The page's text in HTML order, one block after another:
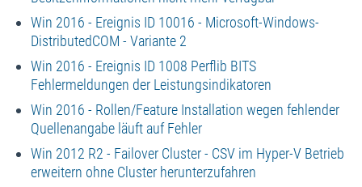
Win 2016 - Ereignis ID 10016 - Microsoft-Windows-
DistributedCOM - Variante 2
Win 2016 - Ereignis ID 1008 Perflib BITS
Fehlermeldungen der Leistungsindikatoren
Win 2016 - Rollen/Feature Installation wegen fehlender
Quellenangabe läuft auf Fehler
Win 2012 R2 - Failover Cluster - CSV im Hyper-V Betrieb
erweitern ohne Cluster herunterzufahren